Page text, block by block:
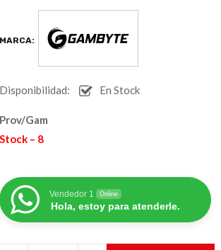
MARCA:
Disponibilidad: En Stock
Prov/Gam
Stock – 8
Vendedor 1 Online
Hola, estoy para atenderle.